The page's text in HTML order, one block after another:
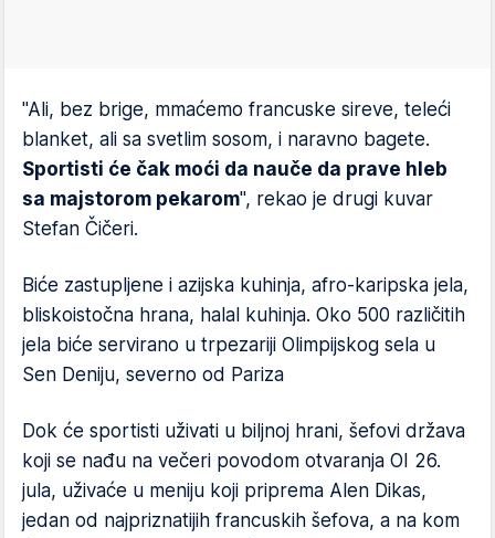
"Ali, bez brige, mmaćemo francuske sireve, teleći
blanket, ali sa svetlim sosom, i naravno bagete.
Sportisti će čak moći da nauče da prave hleb
sa majstorom pekarom", rekao je drugi kuvar
Stefan Čičeri.
Biće zastupljene i azijska kuhinja, afro-karipska jela,
bliskoistočna hrana, halal kuhinja. Oko 500 različitih
jela biće servirano u trpezariji Olimpijskog sela u
Sen Deniju, severno od Pariza
Dok će sportisti uživati u biljnoj hrani, šefovi država
koji se nađu na večeri povodom otvaranja OI 26.
jula, uživaće u meniju koji priprema Alen Dikas,
jedan od najpriznatijih francuskih šefova, a na kom